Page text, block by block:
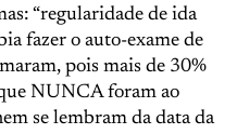
“regularidade de ida
fazer o auto-exame de
pois mais de 30%
NUNCA foram ao
se lembram da data da